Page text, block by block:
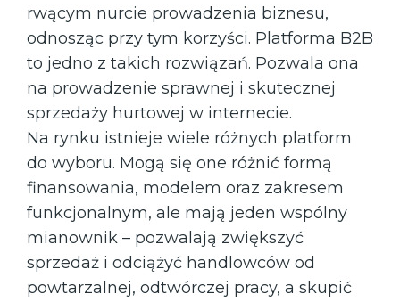
rwącym nurcie prowadzenia biznesu,
odnosząc przy tym korzyści. Platforma B2B
to jedno z takich rozwiązań. Pozwala ona
na prowadzenie sprawnej i skutecznej
sprzedaży hurtowej w internecie.
Na rynku istnieje wiele różnych platform
do wyboru. Mogą się one różnić formą
finansowania, modelem oraz zakresem
funkcjonalnym, ale mają jeden wspólny
mianownik – pozwalają zwiększyć
sprzedaż i odciążyć handlowców od
powtarzalnej, odtwórczej pracy, a skupić